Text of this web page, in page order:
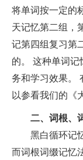
将单词按一定的
天记忆第二组，
记第四组复习第
的。 这种单词
务和学习效果。
以参看我们的《
二、词根、
黑白循环记忆
而词根词缀记忆